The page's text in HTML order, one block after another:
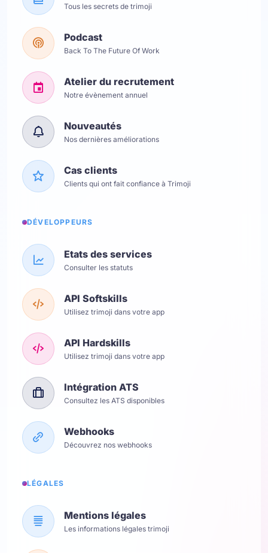
Tous les secrets de trimoji
Podcast
Back To The Future Of Work
Atelier du recrutement
Notre évènement annuel
Nouveautés
Nos dernières améliorations
Cas clients
Clients qui ont fait confiance à Trimoji
DÉVELOPPEURS
Etats des services
Consulter les statuts
API Softskills
Utilisez trimoji dans votre app
API Hardskills
Utilisez trimoji dans votre app
Intégration ATS
Consultez les ATS disponibles
Webhooks
Découvrez nos webhooks
LÉGALES
Mentions légales
Les informations légales trimoji